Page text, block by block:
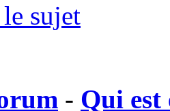
sujet
- Qui est